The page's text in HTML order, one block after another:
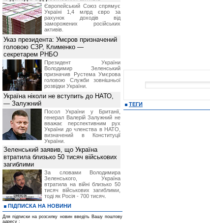
ТЕГИ
Європейський Союз спрямує
Україні 1,4 млрд євро за
рахунок доходів від
заморожених російських
активів.
Указ президента: Умєров призначений
головою СЗР, Клименко —
секретарем РНБО
Президент України
Володимир Зеленський
призначив Pустема Умєрова
головою Служби зовнішньої
розвідки України.
Україна ніколи не вступить до НАТО,
— Залужний
Посол України у Британії,
генерал Валерій Залужний не
вважає перспективним рух
України до членства в НАТО,
визначений в Конституції
України.
Зеленський заявив, що Україна
втратила близько 50 тисяч військових
загиблими
За словами Володимира
Зеленського, Україна
втратила на війні близько 50
тисяч військових загиблими,
тоді як Росія - 700 тисяч.
ПІДПИСКА НА НОВИНИ
Для підписки на розсилку новин введіть Вашу поштову
адресу :